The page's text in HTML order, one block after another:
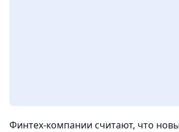
Финтех-компании считают, что